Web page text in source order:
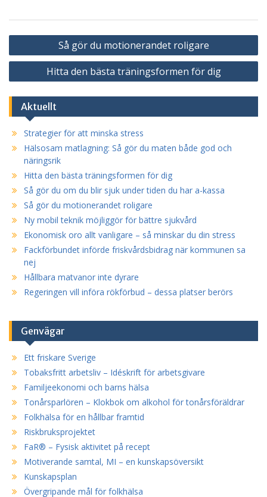
Inläggsnavigering
Så gör du motionerandet roligare
Hitta den bästa träningsformen för dig
Aktuellt
Strategier för att minska stress
Hälsosam matlagning: Så gör du maten både god och
näringsrik
Hitta den bästa träningsformen för dig
Så gör du om du blir sjuk under tiden du har a-kassa
Så gör du motionerandet roligare
Ny mobil teknik möjliggör för bättre sjukvård
Ekonomisk oro allt vanligare – så minskar du din stress
Fackförbundet införde friskvårdsbidrag när kommunen sa
nej
Hållbara matvanor inte dyrare
Regeringen vill införa rökförbud – dessa platser berörs
Genvägar
Ett friskare Sverige
Tobaksfritt arbetsliv – Idéskrift för arbetsgivare
Familjeekonomi och barns hälsa
Tonårsparlören – Klokbok om alkohol för tonårsföräldrar
Folkhälsa för en hållbar framtid
Riskbruksprojektet
FaR® – Fysisk aktivitet på recept
Motiverande samtal, MI – en kunskapsöversikt
Kunskapsplan
Övergripande mål för folkhälsa